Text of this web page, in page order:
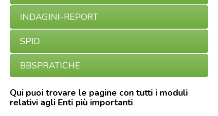
INDAGINI-REPORT
SPID
BBSPRATICHE
Qui puoi trovare le pagine con tutti i moduli
relativi agli Enti più importanti